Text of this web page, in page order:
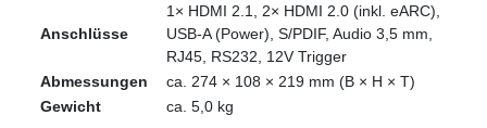
Anschlüsse
1× HDMI 2.1, 2× HDMI 2.0 (inkl. eARC),
USB-A (Power), S/PDIF, Audio 3,5 mm,
RJ45, RS232, 12V Trigger
Abmessungen
ca. 274 × 108 × 219 mm (B × H × T)
Gewicht
ca. 5,0 kg